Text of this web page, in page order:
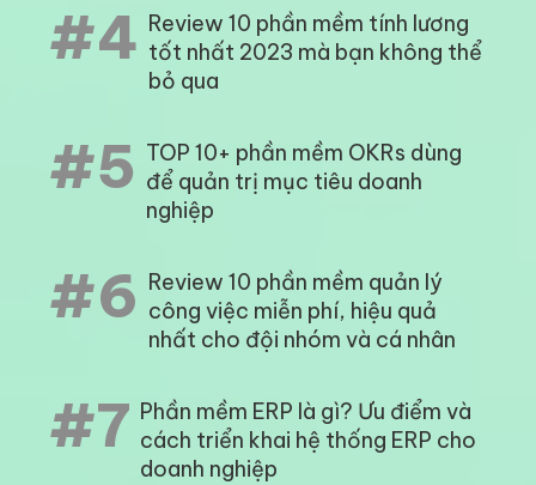
#4 Review 10 phần mềm tính lương
tốt nhất 2023 mà bạn không thể
bỏ qua
#5 TOP 10+ phần mềm OKRs dùng
để quản trị mục tiêu doanh
nghiệp
#6 Review 10 phần mềm quản lý
công việc miễn phí, hiệu quả
nhất cho đội nhóm và cá nhân
#7 Phần mềm ERP là gì? Ưu điểm và
cách triển khai hệ thống ERP cho
doanh nghiệp